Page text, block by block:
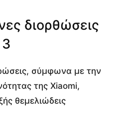
διορθώσεις
σύμφωνα με την
της Xiaomi,
θεμελιώδεις